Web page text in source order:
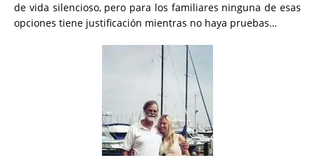
de vida silencioso, pero para los familiares ninguna de esas
opciones tiene justificación mientras no haya pruebas…